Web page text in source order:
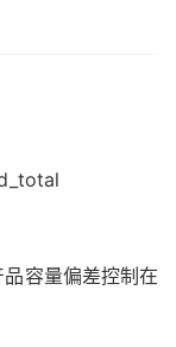
容量偏差控制在